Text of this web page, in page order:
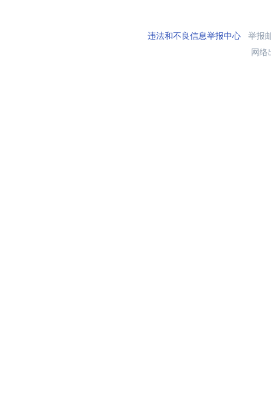
违法和不良信息举报中心举报
网